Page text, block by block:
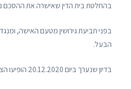
בהחלטת בית הדין שאישרה את ההסכם
בפני תביעת גירושין מטעם האישה,
הבעל.
בדיון שנערך ביום 20.12.2020 הופיעו הצדדים ובאי כוחם.